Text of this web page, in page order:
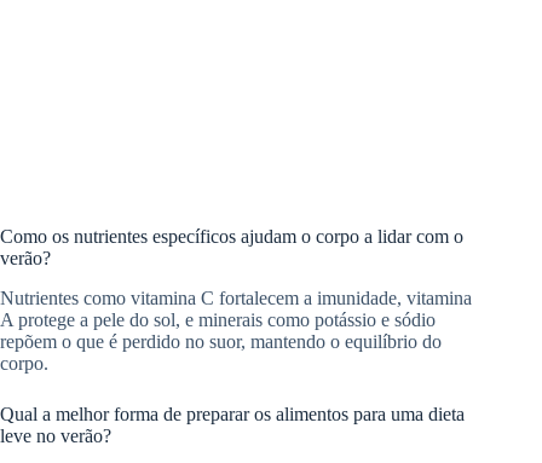
Como os nutrientes específicos ajudam o corpo a lidar com o
verão?
Nutrientes como vitamina C fortalecem a imunidade, vitamina
A protege a pele do sol, e minerais como potássio e sódio
repõem o que é perdido no suor, mantendo o equilíbrio do
corpo.
Qual a melhor forma de preparar os alimentos para uma dieta
leve no verão?